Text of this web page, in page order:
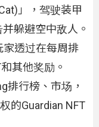
」，驾驶装甲
躲避空中敌人。
家透过在每周排
其他奖励。
排行榜、市场，
的Guardian NFT